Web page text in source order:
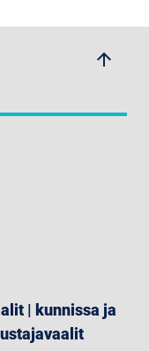
arrow_upwards
| kunnissa ja